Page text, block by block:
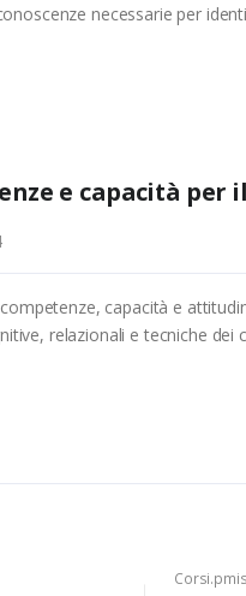
necessarie per
e capacità per
capacità e
relazionali e tecniche dei